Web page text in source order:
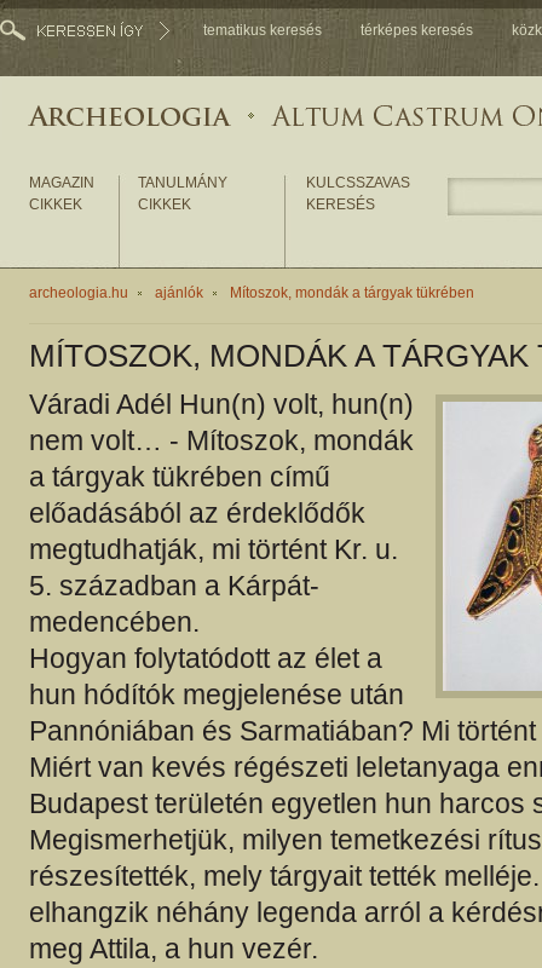
tematikus keresés térképes keresés
MAGAZIN
CIKKEK
TANULMÁNY
CIKKEK
KULCSSZAVAS
KERESÉS
archeologia.hu ajánlók Mítoszok, mondák a tárgyak tükrében
MÍTOSZOK, MONDÁK A TÁRGYAK
Váradi Adél Hun(n) volt, hun(n)
nem volt… - Mítoszok, mondák
a tárgyak tükrében című
előadásából az érdeklődők
megtudhatják, mi történt Kr. u.
5. században a Kárpát-
medencében.
Hogyan folytatódott az élet a
hun hódítók megjelenése után
Pannóniában és Sarmatiában? Mi történt
Miért van kevés régészeti leletanyaga
Budapest területén egyetlen hun harcos
Megismerhetjük, milyen temetkezési
részesítették, mely tárgyait tették
elhangzik néhány legenda arról a
meg Attila, a hun vezér.